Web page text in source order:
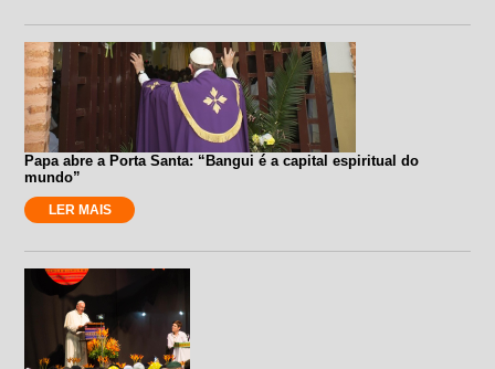
Papa abre a Porta Santa: “Bangui é a capital espiritual do
mundo”
LER MAIS